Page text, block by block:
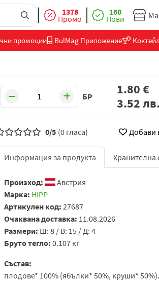
1378
Промо
160
Нови
промоции BulMag Приложение
БР 1.80€
3.52лв.
0/5 (0 гласа) Добави
Информация за продукта Хранителна
Произход:
Австрия
Марка: HIPP
Артикулен код: 27687
Очаквана доставка: 11.08.2026
Размери: Ш: 8 / В: 15 / Д: 4
Бруто тегло: 0.107 кг
Състав:
плодове* 100% (ябълки* 50%, круши* 50%).